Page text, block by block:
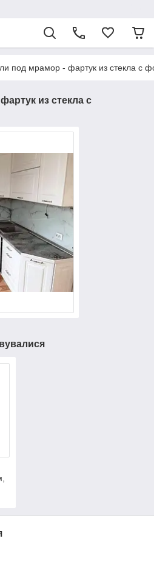
под мрамор - фартук из стекла с
из стекла с